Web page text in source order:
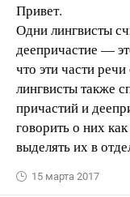
Привет.
Одни лингвисты
деепричастие —
что эти части
лингвисты также
причастий и
говорить о них
выделять их в
15 марта 2017